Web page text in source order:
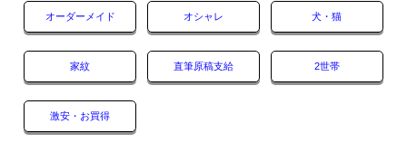
オーダーメイド オシャレ 犬・猫
家紋 直筆原稿支給 2世帯
激安・お買得